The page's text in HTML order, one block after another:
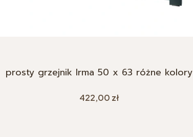
prosty grzejnik Irma 50 x 63 różne kolory
Cena
422,00 zł